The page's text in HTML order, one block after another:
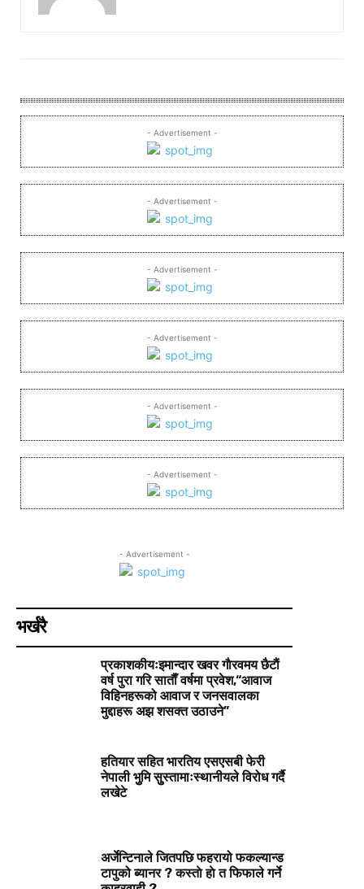
- Advertisement -
- Advertisement -
- Advertisement -
- Advertisement -
- Advertisement -
- Advertisement -
- Advertisement -
भर्खरै
प्रकाशकीयःइमान्दार खवर गाैरवमय छैटाैं
वर्ष पुरा गरि साताैँ वर्षमा प्रवेश,“आवाज
विहिनहरूको आवाज र जनसवालका
मुद्दाहरू अझ शसक्त उठाउने”
हतियार सहित भारतिय एसएसबी फेरी
नेपाली भुुमि सुुस्तामाःस्थानीयले विरोध गर्दै
लखेटे
अर्जेन्टिनाले जितपछि फहरायो फकल्यान्ड
टापुको ब्यानर ? कस्ताे हाे त फिफाले गर्ने